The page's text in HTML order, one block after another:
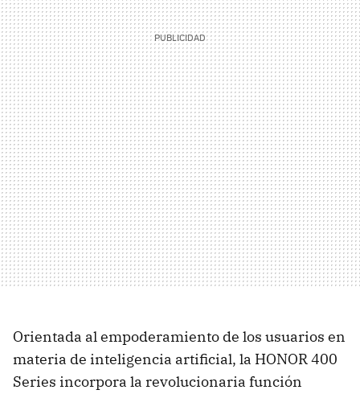
Orientada al empoderamiento de los usuarios en
materia de inteligencia artificial, la HONOR 400
Series incorpora la revolucionaria función